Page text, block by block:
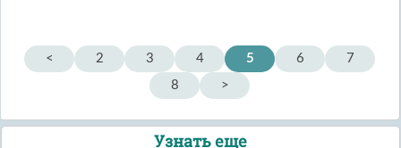
< 2 3 4 5 6
7
8
>
Узнать еще